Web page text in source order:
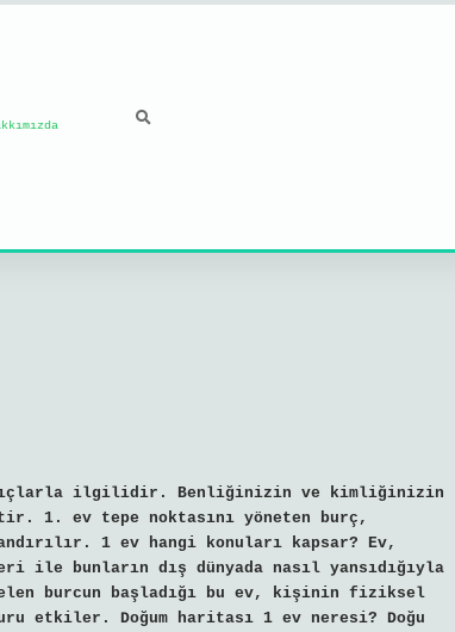
ilgilidir. Benliğinizin ve kimliğinizin
1. ev tepe noktasını yöneten burç,
1 ev hangi konuları kapsar? Ev,
bunların dış dünyada nasıl yansıdığıyla
burcun başladığı bu ev, kişinin fiziksel
etkiler. Doğum haritası 1 ev neresi? Doğu